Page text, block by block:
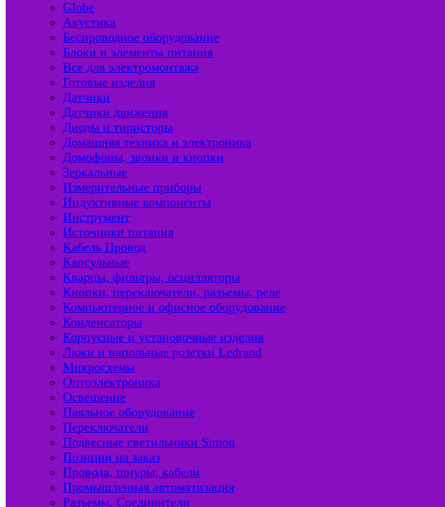
Globe
Акустика
Беспроводное оборудование
Блоки и элементы питания
Все для электромонтажа
Готовые изделия
Датчики
Датчики движения
Диоды и тиристоры
Домашняя техника и электроника
Домофоны, звонки и кнопки
Зеркальные
Измерительные приборы
Индуктивные компоненты
Инструмент
Источники питания
Кабель Провод
Капсульные
Кварцы, фильтры, осцилляторы
Кнопки, переключатели, разъемы, реле
Компьютерное и офисное оборудование
Конденсаторы
Корпусные и установочные изделия
Люки и напольные розетки Ledrand
Микросхемы
Оптоэлектроника
Освещение
Паяльное оборудование
Переключатели
Подвесные светильники Simon
Позиции на заказ
Провода, шнуры, кабели
Промышленная автоматизация
Разъемы, Соединители